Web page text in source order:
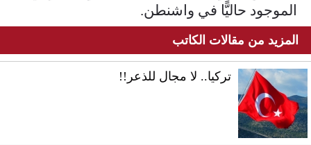
الموجود حاليًّا في واشنطن.
المزيد من مقالات الكاتب
تركيا.. لا مجال للذعر!!